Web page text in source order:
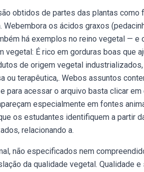
obtidos de partes das plantas como
os ácidos graxos
há exemplos no reino vegetal — e
É rico em gorduras boas que
de origem vegetal
ou terapêutica,. Webos assuntos
para acessar o arquivo basta clicar
especialmente em fontes
os estudantes identifiquem a partir
relacionando a.
não especificados nem
da qualidade vegetal. Qualidade